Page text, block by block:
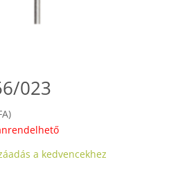
023
a kedvencekhez